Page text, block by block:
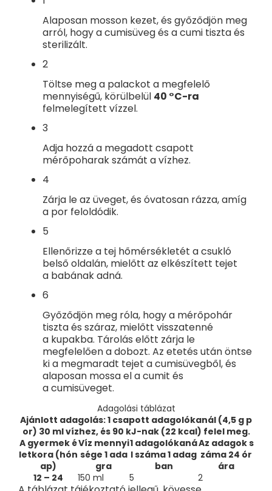
Alaposan mosson kezet, és győződjön meg
arról, hogy a cumisüveg és a cumi tiszta és
sterilizált.
2
Töltse meg a palackot a megfelelő
mennyiségű, körülbelül 40 °C-ra
felmelegített vízzel.
3
Adja hozzá a megadott csapott
mérőpoharak számát a vízhez.
4
Zárja le az üveget, és óvatosan rázza, amíg
a por feloldódik.
5
Ellenőrizze a tej hőmérsékletét a csukló
belső oldalán, mielőtt az elkészített tejet
a babának adná.
6
Győződjön meg róla, hogy a mérőpohár
tiszta és száraz, mielőtt visszatenné
a kupakba. Tárolás előtt zárja le
megfelelően a dobozt. Az etetés után öntse
ki a megmaradt tejet a cumisüvegből, és
alaposan mossa el a cumit és
a cumisüveget.
Adagolási táblázat
Ajánlott adagolás: 1 csapott adagolókanál (4,5 g p
or) 30 ml vízhez, és 90 kJ-nak (22 kcal) felel meg.
A gyermek é
letkora (hón
ap)
Víz mennyi
sége 1 ada
gra
1 adagolókaná
l száma 1 adag
ban
Az adagok s
záma 24 ór
ára
12 – 24
150 ml 5 2